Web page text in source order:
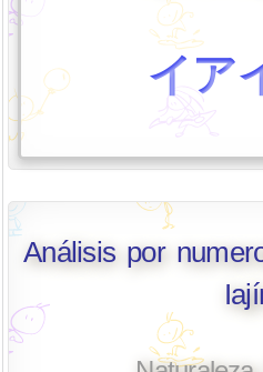
イア
Análisis por